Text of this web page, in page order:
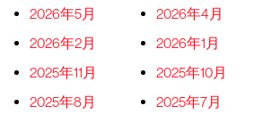
2026年5月
2026年4月
2026年2月
2026年1月
2025年11月
2025年10月
2025年8月
2025年7月